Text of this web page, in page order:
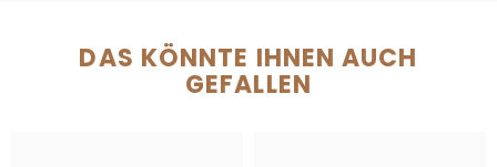
DAS KÖNNTE IHNEN AUCH
GEFALLEN